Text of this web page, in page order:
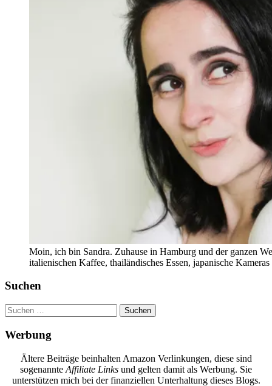
Moin, ich bin Sandra. Zuhause in Hamburg und der ganzen
italienischen Kaffee, thailändisches Essen, japanische
Suchen
Suchen
nach:
Werbung
Ältere Beiträge beinhalten Amazon Verlinkungen, diese sind
sogenannte Affiliate Links und gelten damit als Werbung. Sie
unterstützen mich bei der finanziellen Unterhaltung dieses Blogs.